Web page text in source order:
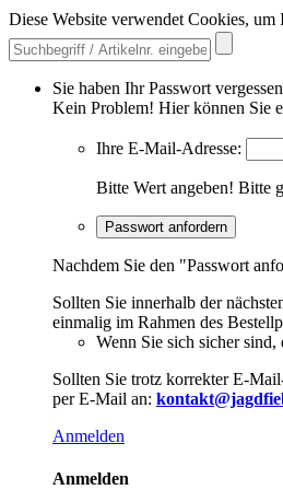
Diese Website verwendet Cookies,
Sie haben Ihr Passwort
Kein Problem! Hier können Sie
Ihre E-Mail-Adresse:
Bitte Wert angeben! Bitte
Passwort anfordern
Nachdem Sie den "Passwort
Sollten Sie innerhalb der
einmalig im Rahmen des
Wenn Sie sich sicher
Sollten Sie trotz korrekter E-
per E-Mail an:
Anmelden
Anmelden